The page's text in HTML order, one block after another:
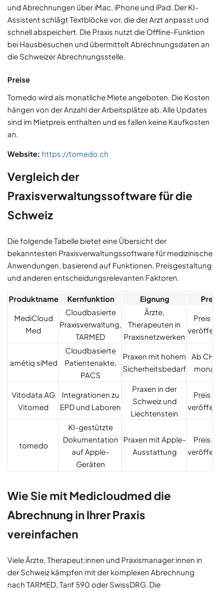
und Abrechnungen über iMac, iPhone und iPad. Der KI-
Assistent schlägt Textblöcke vor, die der Arzt anpasst und
schnell abspeichert. Die Praxis nutzt die Offline-Funktion
bei Hausbesuchen und übermittelt Abrechnungsdaten an
die Schweizer Abrechnungsstelle.
Preise
Tomedo wird als monatliche Miete angeboten. Die Kosten
hängen von der Anzahl der Arbeitsplätze ab. Alle Updates
sind im Mietpreis enthalten und es fallen keine Kaufkosten
an.
Website: https://tomedo.ch
Vergleich der
Praxisverwaltungssoftware für die
Schweiz
Die folgende Tabelle bietet eine Übersicht der
bekanntesten Praxisverwaltungssoftware für medizinische
Anwendungen, basierend auf Funktionen, Preisgestaltung
und anderen entscheidungsrelevanten Faktoren.
Produktname Kernfunktion Eignung
MediCloud
Med
Cloudbasierte
Praxisverwaltung,
TARMED
Ärzte,
Therapeuten in
Praxisnetzwerken
Preis
amétiq siMed
Cloudbasierte
Patientenakte,
PACS
Praxen mit hohem
Sicherheitsbedarf
Ab CHF
Vitodata AG
Vitomed
Integrationen zu
EPD und Laboren
Praxen in der
Schweiz und
Liechtenstein
Preis
tomedo
KI-gestützte
Dokumentation
auf Apple-
Geräten
Praxen mit Apple-
Ausstattung
Preis
Wie Sie mit Medicloudmed die
Abrechnung in Ihrer Praxis
vereinfachen
Viele Ärzte, Therapeut:innen und Praxismanager:innen in
der Schweiz kämpfen mit der komplexen Abrechnung
nach TARMED, Tarif 590 oder SwissDRG. Die